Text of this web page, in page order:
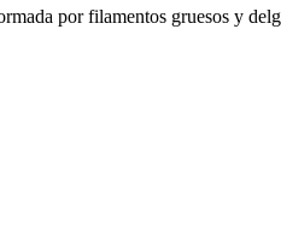
por filamentos gruesos y